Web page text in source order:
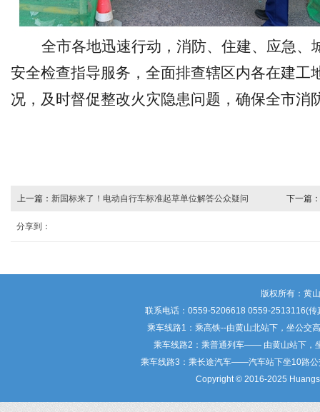
全市各地迅速行动，消防、住建、应急
安全检查指导服务，全面排查辖区内各在建工
况，及时督促整改火灾隐患问题，确保全市消
上一篇： 新国标来了！电动自行车标准起草单位解答公众疑问 下一篇：
分享到：
版权所有：
联系电话：0559-5206618 0559-2513116(
乘车线路1：乘高铁--由黄山北站下，坐公交
乘车线路2：乘普通列车—— 由黄山站下，
乘车线路3：乘长途汽车——汽车站下坐10路公
Copyright © 2016-2025